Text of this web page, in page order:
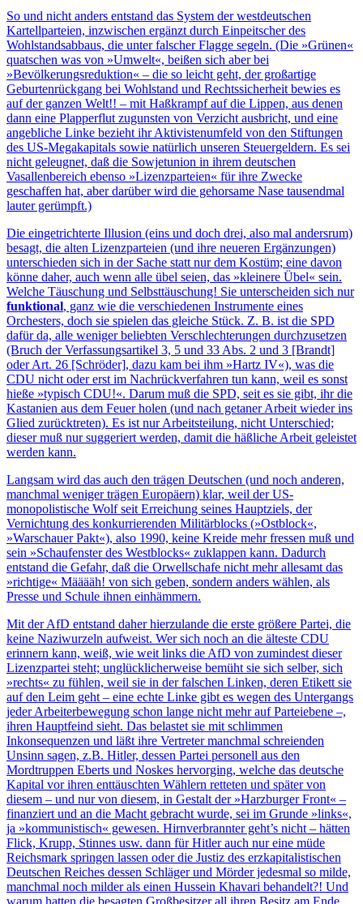
So und nicht anders entstand das System der westdeutschen
Kartellparteien, inzwischen ergänzt durch Einpeitscher des
Wohlstandsabbaus, die unter falscher Flagge segeln. (Die »Grünen«
quatschen was von »Umwelt«, beißen sich aber bei
»Bevölkerungsreduktion« – die so leicht geht, der großartige
Geburtenrückgang bei Wohlstand und Rechtssicherheit bewies es
auf der ganzen Welt!! – mit Haßkrampf auf die Lippen, aus denen
dann eine Plapperflut zugunsten von Verzicht ausbricht, und eine
angebliche Linke bezieht ihr Aktivistenumfeld von den Stiftungen
des US-Megakapitals sowie natürlich unseren Steuergeldern. Es sei
nicht geleugnet, daß die Sowjetunion in ihrem deutschen
Vasallenbereich ebenso »Lizenzparteien« für ihre Zwecke
geschaffen hat, aber darüber wird die gehorsame Nase tausendmal
lauter gerümpft.)
Die eingetrichterte Illusion (eins und doch drei, also mal andersrum)
besagt, die alten Lizenzparteien (und ihre neueren Ergänzungen)
unterschieden sich in der Sache statt nur dem Kostüm; eine davon
könne daher, auch wenn alle übel seien, das »kleinere Übel« sein.
Welche Täuschung und Selbsttäuschung! Sie unterscheiden sich nur
funktional, ganz wie die verschiedenen Instrumente eines
Orchesters, doch sie spielen das gleiche Stück. Z. B. ist die SPD
dafür da, alle weniger beliebten Verschlechterungen durchzusetzen
(Bruch der Verfassungsartikel 3, 5 und 33 Abs. 2 und 3 [Brandt]
oder Art. 26 [Schröder], dazu kam bei ihm »Hartz IV«), was die
CDU nicht oder erst im Nachrückverfahren tun kann, weil es sonst
hieße »typisch CDU!«. Darum muß die SPD, seit es sie gibt, ihr die
Kastanien aus dem Feuer holen (und nach getaner Arbeit wieder ins
Glied zurücktreten). Es ist nur Arbeitsteilung, nicht Unterschied;
dieser muß nur suggeriert werden, damit die häßliche Arbeit geleistet
werden kann.
Langsam wird das auch den trägen Deutschen (und noch anderen,
manchmal weniger trägen Europäern) klar, weil der US-
monopolistische Wolf seit Erreichung seines Hauptziels, der
Vernichtung des konkurrierenden Militärblocks (»Ostblock«,
»Warschauer Pakt«), also 1990, keine Kreide mehr fressen muß und
sein »Schaufenster des Westblocks« zuklappen kann. Dadurch
entstand die Gefahr, daß die Orwellschafe nicht mehr allesamt das
»richtige« Määääh! von sich geben, sondern anders wählen, als
Presse und Schule ihnen einhämmern.
Mit der AfD entstand daher hierzulande die erste größere Partei, die
keine Naziwurzeln aufweist. Wer sich noch an die älteste CDU
erinnern kann, weiß, wie weit links die AfD von zumindest dieser
Lizenzpartei steht; unglücklicherweise bemüht sie sich selber, sich
»rechts« zu fühlen, weil sie in der falschen Linken, deren Etikett sie
auf den Leim geht – eine echte Linke gibt es wegen des Untergangs
jeder Arbeiterbewegung schon lange nicht mehr auf Parteiebene –,
ihren Hauptfeind sieht. Das belastet sie mit schlimmen
Inkonsequenzen und läßt ihre Vertreter manchmal schreienden
Unsinn sagen, z.B. Hitler, dessen Partei personell aus den
Mordtruppen Eberts und Noskes hervorging, welche das deutsche
Kapital vor ihren enttäuschten Wählern retteten und später von
diesem – und nur von diesem, in Gestalt der »Harzburger Front« –
finanziert und an die Macht gebracht wurde, sei im Grunde »links«,
ja »kommunistisch« gewesen. Hirnverbrannter geht’s nicht – hätten
Flick, Krupp, Stinnes usw. dann für Hitler auch nur eine müde
Reichsmark springen lassen oder die Justiz des erzkapitalistischen
Deutschen Reiches dessen Schläger und Mörder jedesmal so milde,
manchmal noch milder als einen Hussein Khavari behandelt?! Und